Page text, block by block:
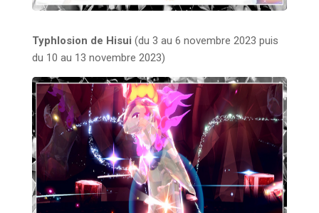
Typhlosion de Hisui (du 3 au 6 novembre 2023 puis
du 10 au 13 novembre 2023)